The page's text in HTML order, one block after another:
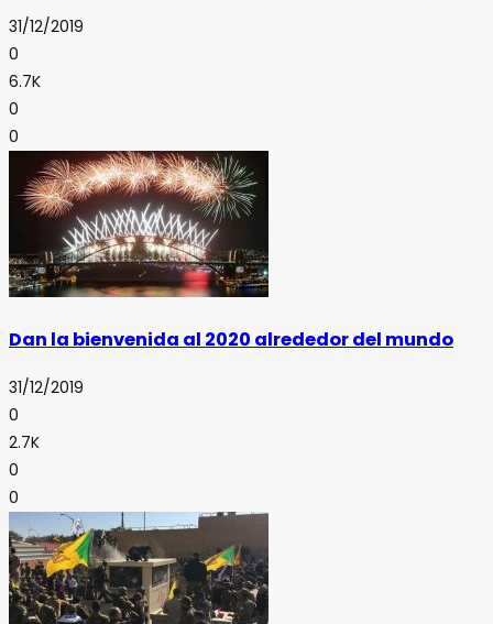
31/12/2019
0
6.7K
0
0
Dan la bienvenida al 2020 alrededor del mundo
31/12/2019
0
2.7K
0
0